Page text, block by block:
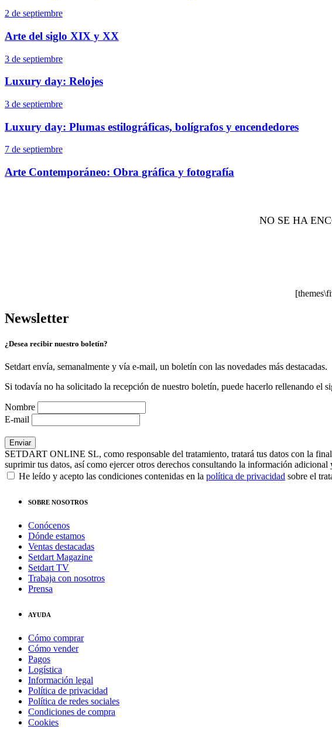
2 de septiembre
Arte del siglo XIX y XX
3 de septiembre
Luxury day: Relojes
3 de septiembre
Luxury day: Plumas estilográficas, bolígrafos y encendedores
7 de septiembre
Arte Contemporáneo: Obra gráfica y fotografía
NO SE HA
Newsletter
¿Desea recibir nuestro boletín?
Setdart envía, semanalmente y vía e-mail, un boletín con las novedades más destacadas.
Si todavía no ha solicitado la recepción de nuestro boletín, puede hacerlo rellenando el
Nombre
E-mail
SETDART ONLINE SL, como responsable del tratamiento, tratará tus datos con la
suprimir tus datos, así como ejercer otros derechos consultando la información adicional
He leído y acepto las condiciones contenidas en la política de privacidad sobre el
SOBRE NOSOTROS
Conócenos
Dónde estamos
Ventas destacadas
Setdart Magazine
Setdart TV
Trabaja con nosotros
Prensa
AYUDA
Cómo comprar
Cómo vender
Pagos
Logística
Información legal
Política de privacidad
Política de redes sociales
Condiciones de compra
Cookies